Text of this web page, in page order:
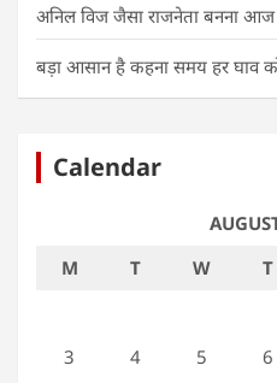
अनिल विज जैसा राजनेता बनना
बड़ा आसान है कहना समय हर घाव
Calendar
M
T W T
3
4 5 6